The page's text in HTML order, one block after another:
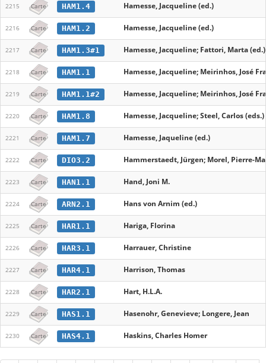
2215 Carte HAM1.4 Hamesse, Jacqueline (ed.)
2216 Carte HAM1.2 Hamesse, Jacqueline (ed.)
2217 Carte HAM1.3#1 Hamesse, Jacqueline; Fattori, Marta (ed.)
2218 Carte HAM1.1 Hamesse, Jacqueline; Meirinhos, José
2219 Carte HAM1.1#2 Hamesse, Jacqueline; Meirinhos, José
2220 Carte HAM1.8 Hamesse, Jacqueline; Steel, Carlos (eds.)
2221 Carte HAM1.7 Hamesse, Jaqueline (ed.)
2222 Carte DIO3.2 Hammerstaedt, Jürgen; Morel, Pierre-
2223 Carte HAN1.1 Hand, Joni M.
2224 Carte ARN2.1 Hans von Arnim (ed.)
2225 Carte HAR1.1 Hariga, Florina
2226 Carte HAR3.1 Harrauer, Christine
2227 Carte HAR4.1 Harrison, Thomas
2228 Carte HAR2.1 Hart, H.L.A.
2229 Carte HAS1.1 Hasenohr, Genevieve; Longere, Jean
2230 Carte HAS4.1 Haskins, Charles Homer